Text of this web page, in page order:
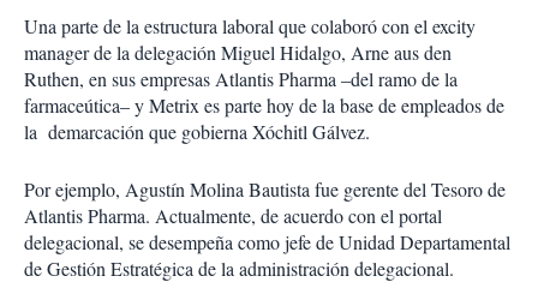
Una parte de la estructura laboral que colaboró con el excity
manager de la delegación Miguel Hidalgo, Arne aus den
Ruthen, en sus empresas Atlantis Pharma –del ramo de la
farmaceútica– y Metrix es parte hoy de la base de empleados de
la demarcación que gobierna Xóchitl Gálvez.
Por ejemplo, Agustín Molina Bautista fue gerente del Tesoro de
Atlantis Pharma. Actualmente, de acuerdo con el portal
delegacional, se desempeña como jefe de Unidad Departamental
de Gestión Estratégica de la administración delegacional.